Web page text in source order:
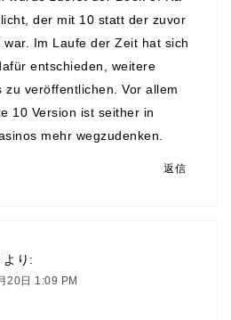
der mit 10 statt der zuvor
Im Laufe der Zeit hat sich
entschieden, weitere
zu veröffentlichen. Vor allem
10 Version ist seither in
mehr wegzudenken.
返信
より:
20日 1:09 PM